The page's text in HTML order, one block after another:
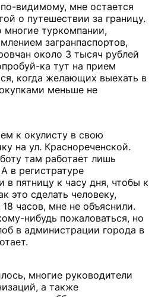
видимому, мне остается
о путешествии за границу.
многие туркомпании,
загранпаспортов,
около 3 тысяч рублей
ка тут на прием
когда желающих выехать в
меньше не
к окулисту в свою
на ул. Краснореченской.
там работает лишь
в регистратуре
в пятницу к часу дня, чтобы к
это сделать человеку,
часов, мне не объяснили.
нибудь пожаловаться, но
в администрации города в
многие руководители
а также